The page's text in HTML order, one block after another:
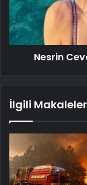
Nesrin
İlgili Makaleler